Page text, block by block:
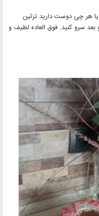
یا هر چی دوست دارید تزئین
سرو کنید. فوق العاده لطیف و